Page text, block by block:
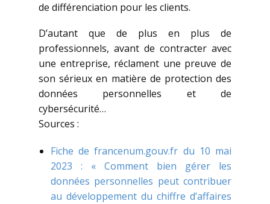
de différenciation pour les clients.
D’autant que de plus en plus de
professionnels, avant de contracter avec
une entreprise, réclament une preuve de
son sérieux en matière de protection des
données personnelles et de
cybersécurité…
Sources :
Fiche de francenum.gouv.fr du 10 mai
2023 : « Comment bien gérer les
données personnelles peut contribuer
au développement du chiffre d’affaires